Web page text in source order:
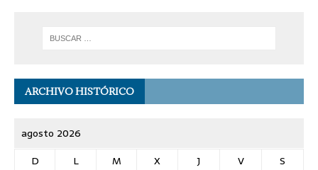
ARCHIVO HISTÓRICO
agosto 2026
D
L M X J V
S